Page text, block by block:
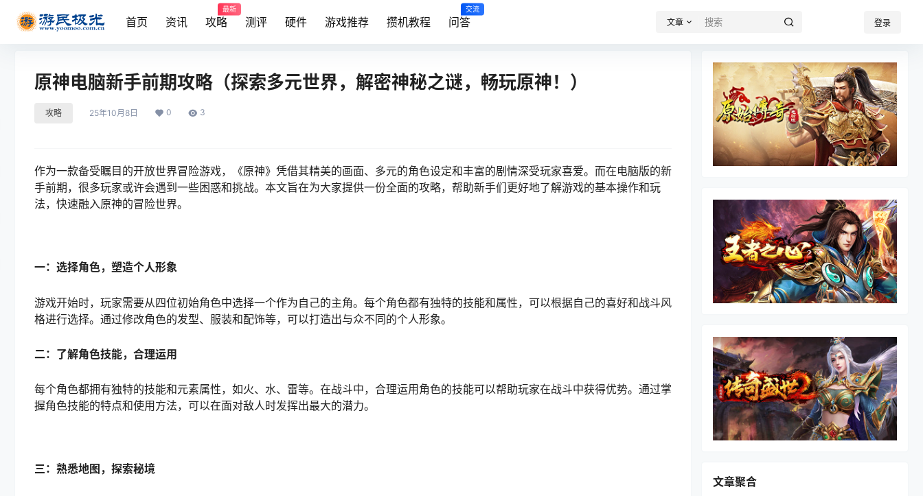
首页 资讯 攻略
最新
测评 硬件 游戏推荐 攒机教程 问答
交流
文章 登录
原神电脑新手前期攻略（探索多元世界，解密神秘之谜，畅玩原神！）
攻略 25年10月8日 0 3
作为一款备受瞩目的开放世界冒险游戏，《原神》凭借其精美的画面、多元的角色设定和丰富的剧情深受玩家喜爱。而在电脑版的新
手前期，很多玩家或许会遇到一些困惑和挑战。本文旨在为大家提供一份全面的攻略，帮助新手们更好地了解游戏的基本操作和玩
法，快速融入原神的冒险世界。
一：选择角色，塑造个人形象
游戏开始时，玩家需要从四位初始角色中选择一个作为自己的主角。每个角色都有独特的技能和属性，可以根据自己的喜好和战斗风
格进行选择。通过修改角色的发型、服装和配饰等，可以打造出与众不同的个人形象。
二：了解角色技能，合理运用
每个角色都拥有独特的技能和元素属性，如火、水、雷等。在战斗中，合理运用角色的技能可以帮助玩家在战斗中获得优势。通过掌
握角色技能的特点和使用方法，可以在面对敌人时发挥出最大的潜力。
三：熟悉地图，探索秘境
文章聚合